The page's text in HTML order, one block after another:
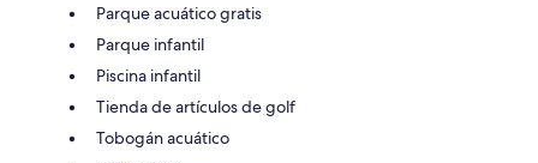
Parque acuático gratis
Parque infantil
Piscina infantil
Tienda de artículos de golf
Tobogán acuático